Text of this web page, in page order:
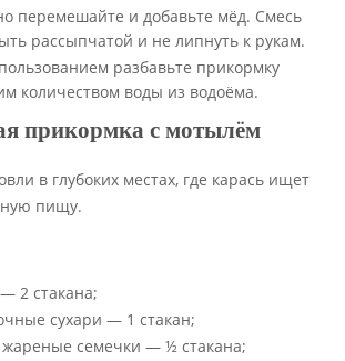
перемешайте и добавьте мёд. Смесь
рассыпчатой и не липнуть к рукам.
разбавьте прикормку
количеством воды из водоёма.
прикормка с мотылём
в глубоких местах, где карась ищет
пищу.
2 стакана;
сухари — 1 стакан;
семечки — ½ стакана;